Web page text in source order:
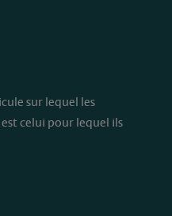
sur lequel les
celui pour lequel ils